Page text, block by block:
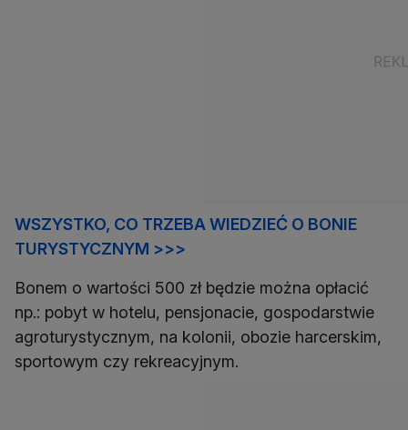
WSZYSTKO, CO TRZEBA WIEDZIEĆ O BONIE
TURYSTYCZNYM >>>
Bonem o wartości 500 zł będzie można opłacić
np.: pobyt w hotelu, pensjonacie, gospodarstwie
agroturystycznym, na kolonii, obozie harcerskim,